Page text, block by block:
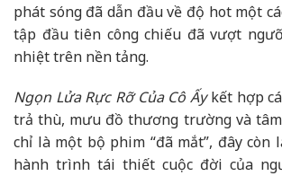
phát sóng đã dẫn đầu về độ hot một
tập đầu tiên công chiếu đã vượt
nhiệt trên nền tảng.
Ngọn Lửa Rực Rỡ Của Cô Ấykết hợp
trả thù, mưu đồ thương trường và
chỉ là một bộ phim “đã mắt”, đây còn
hành trình tái thiết cuộc đời của